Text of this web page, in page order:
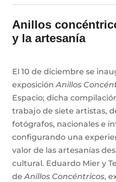
Anillos
y la artesanía
El 10 de diciembre se
exposiciónAnillos
Espacio; dicha
trabajo de siete artistas,
fotógrafos, nacionales e
configurando una
valor de las artesanías
cultural. Eduardo Mier y
deAnillos Concéntricos,